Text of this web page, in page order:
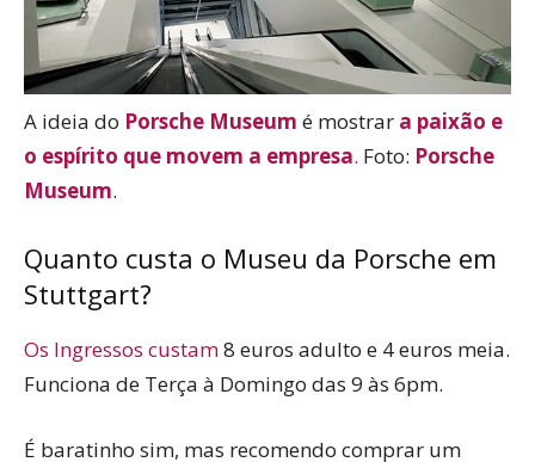
A ideia do Porsche Museum é mostrar a paixão e
o espírito que movem a empresa. Foto: Porsche
Museum.
Quanto custa o Museu da Porsche em
Stuttgart?
Os Ingressos custam8 euros adulto e 4 euros meia.
Funciona de Terça à Domingo das 9 às 6pm.
É baratinho sim, mas recomendo comprar um